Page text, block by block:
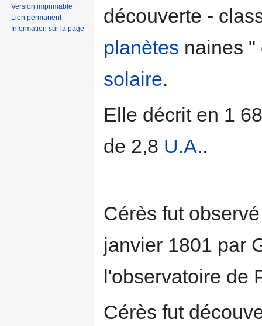
découverte -
planètes naines
solaire.
Elle décrit en 1
de 2,8 U.A..
Cérès fut
janvier 1801 par
l'observatoire de
Cérès fut
Version imprimable
Lien permanent
Information sur la page